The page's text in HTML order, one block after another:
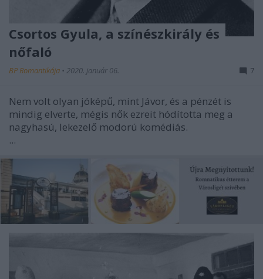
Csortos Gyula, a színészkirály és
nőfaló
BP Romantikája • 2020. január 06. 7
Nem volt olyan jóképű, mint Jávor, és a pénzét is
mindig elverte, mégis nők ezreit hódította meg a
nagyhasú, lekezelő modorú komédiás.
...